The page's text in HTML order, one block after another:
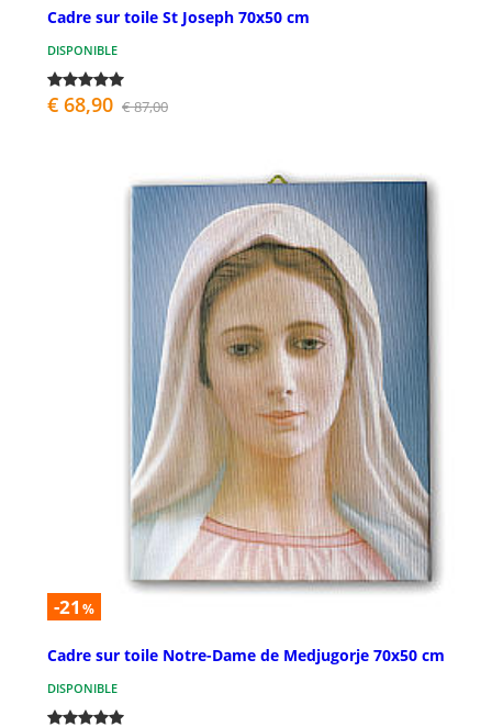
Cadre sur toile St Joseph 70x50 cm
DISPONIBLE
€ 68,90 € 87,00
-21 %
Cadre sur toile Notre-Dame de Medjugorje 70x50 cm
DISPONIBLE